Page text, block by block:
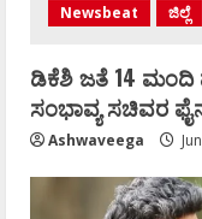
Newsbeat ಜಿಲ್ಲೆ
ಡಿಕೆಶಿ ಜತೆ 14 ಮಂದಿ
ಸಂಭಾವ್ಯ ಸಚಿವರ
Ashwaveega